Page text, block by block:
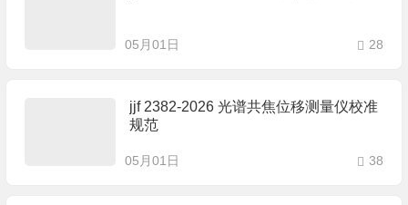
05月01日 28
jjf 2382-2026 光谱共焦位移测量仪校准
规范
05月01日 38